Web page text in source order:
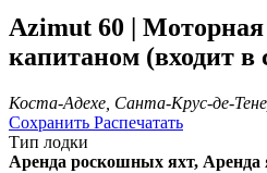
Azimut 60 | Моторная
капитаном (входит в
Коста-Адехе, Санта-Крус-де-
Сохранить Распечатать
Тип лодки
Аренда роскошных яхт, Аренда